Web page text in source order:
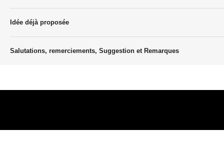
Idée déjà proposée
Salutations, remerciements, Suggestion et Remarques